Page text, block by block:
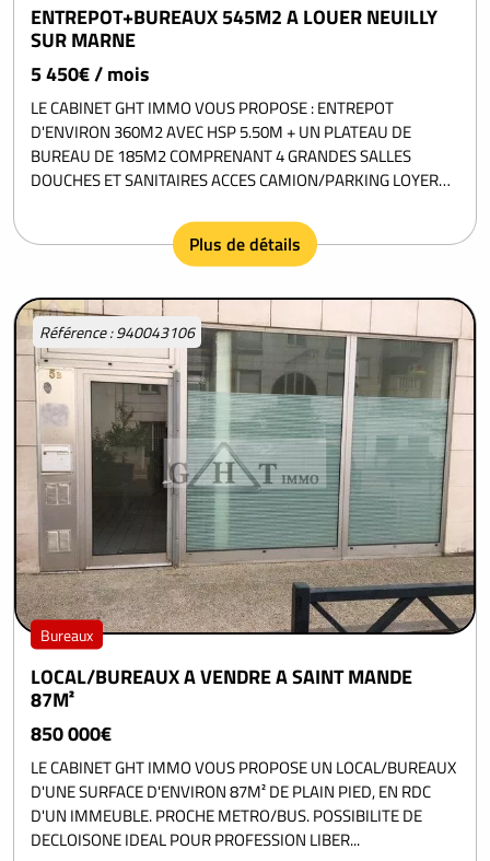
ENTREPOT+BUREAUX 545M2 A LOUER NEUILLY
SUR MARNE
5 450€ / mois
LE CABINET GHT IMMO VOUS PROPOSE : ENTREPOT
D'ENVIRON 360M2 AVEC HSP 5.50M + UN PLATEAU DE
BUREAU DE 185M2 COMPRENANT 4 GRANDES SALLES
DOUCHES ET SANITAIRES ACCES CAMION/PARKING LOYER
Plus de détails
Référence : 940043106
Bureaux
LOCAL/BUREAUX A VENDRE A SAINT MANDE
87M²
850 000€
LE CABINET GHT IMMO VOUS PROPOSE UN LOCAL/BUREAUX
D'UNE SURFACE D'ENVIRON 87M² DE PLAIN PIED, EN RDC
D'UN IMMEUBLE. PROCHE METRO/BUS. POSSIBILITE DE
DECLOISONE IDEAL POUR PROFESSION LIBER...